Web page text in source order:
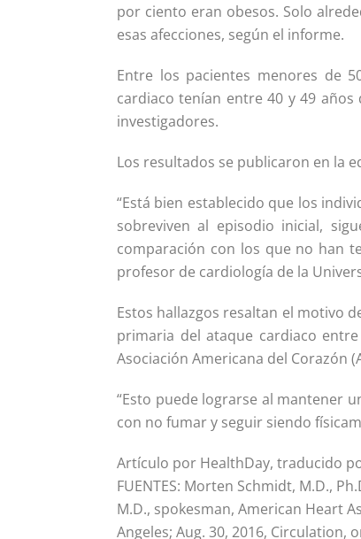
por ciento eran obesos. Solo
esas afecciones, según el informe.
Entre los pacientes menores de
cardiaco tenían entre 40 y 49
investigadores.
Los resultados se publicaron en la
“Está bien establecido que los
sobreviven al episodio inicial,
comparación con los que no han
profesor de cardiología de la
Estos hallazgos resaltan el motivo
primaria del ataque cardiaco
Asociación Americana del Corazón
“Esto puede lograrse al mantener
con no fumar y seguir siendo
Artículo por HealthDay, traducido
FUENTES: Morten Schmidt, M.D.,
M.D., spokesman, American Heart
Angeles; Aug. 30, 2016, Circulation,